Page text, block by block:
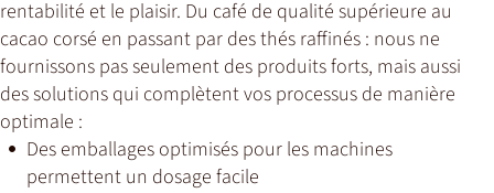
rentabilité et le plaisir. Du café de qualité supérieure au
cacao corsé en passant par des thés raffinés : nous ne
fournissons pas seulement des produits forts, mais aussi
des solutions qui complètent vos processus de manière
optimale :
Des emballages optimisés pour les machines
permettent un dosage facile